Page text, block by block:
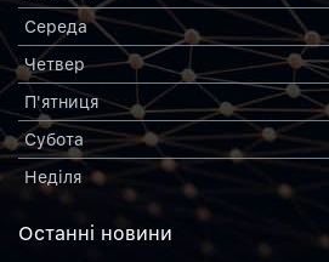
Середа
Четвер
П'ятниця
Субота
Неділя
Останнi новини